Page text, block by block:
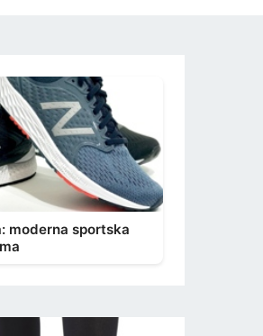
moderna sportska